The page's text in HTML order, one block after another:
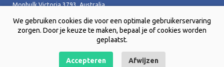
Monbulk Victoria 3793, Australia
T +61 (0)359 619 188
F +61 (0)359 619 199 joost@dejongleliesaustralia.com.au
Copyright © 2026 De Jong Lelies Holland bv |Website door Creative
We gebruiken cookies die voor een optimale gebruikerservaring
zorgen. Door je keuze te maken, bepaal je of cookies worden
geplaatst.
Accepteren Afwijzen